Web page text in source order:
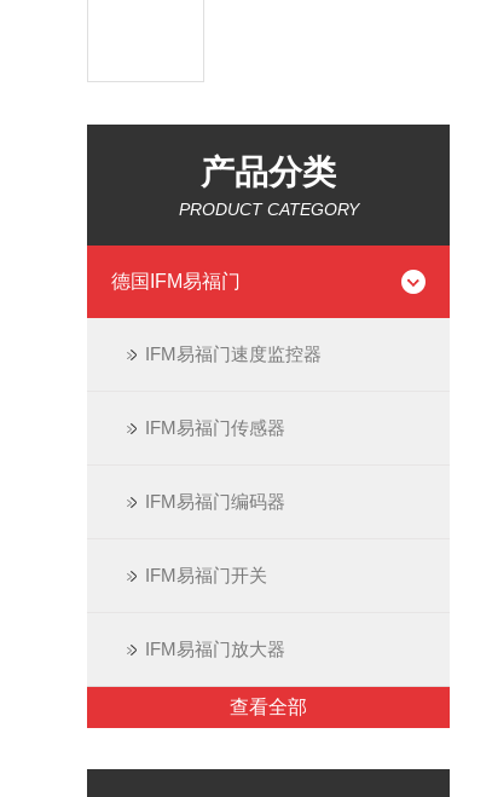
产品分类
PRODUCT CATEGORY
德国IFM易福门
IFM易福门速度监控器
IFM易福门传感器
IFM易福门编码器
IFM易福门开关
IFM易福门放大器
查看全部